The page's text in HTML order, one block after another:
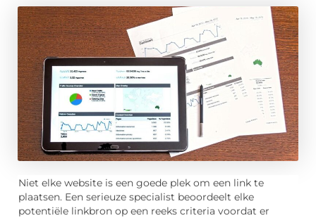
Niet elke website is een goede plek om een link te
plaatsen. Een serieuze specialist beoordeelt elke
potentiële linkbron op een reeks criteria voordat er